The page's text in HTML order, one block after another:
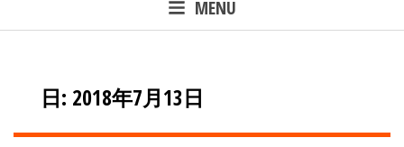
MENU
日: 2018年7月13日